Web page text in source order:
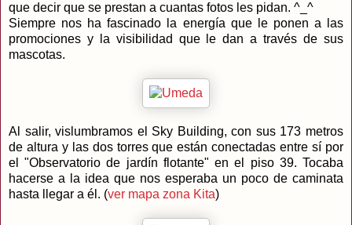
que decir que se prestan a cuantas fotos les pidan. ^_^
Siempre nos ha fascinado la energía que le ponen a las
promociones y la visibilidad que le dan a través de sus
mascotas.
Al salir, vislumbramos el Sky Building, con sus 173 metros
de altura y las dos torres que están conectadas entre sí por
el "Observatorio de jardín flotante" en el piso 39. Tocaba
hacerse a la idea que nos esperaba un poco de caminata
hasta llegar a él. (ver mapa zona Kita)